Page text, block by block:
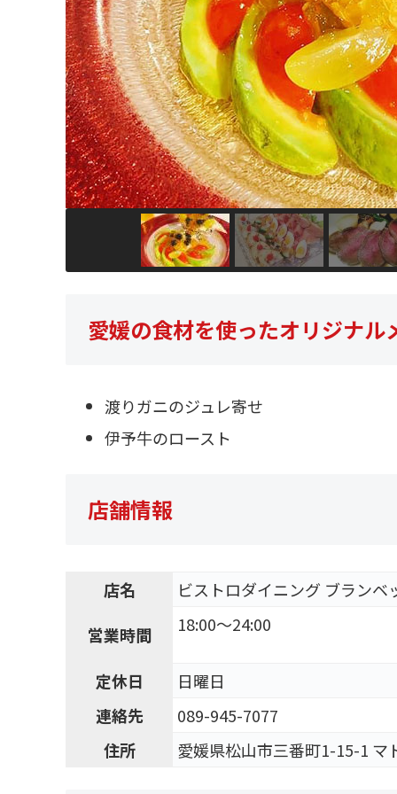
愛媛の食材を使ったオリジナル
渡りガニのジュレ寄せ
伊予牛のロースト
店舗情報
店名
ビストロダイニング ブランベ
営業時間
18:00～24:00
定休日
日曜日
連絡先
089-945-7077
住所
愛媛県松山市三番町1-15-1 マ